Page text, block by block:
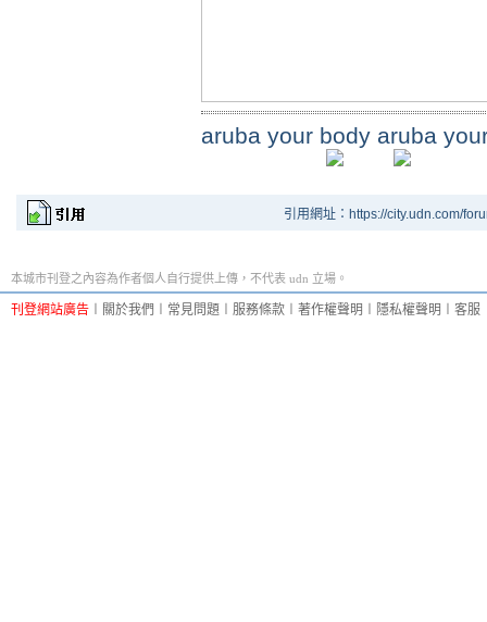
aruba your body aruba
引用網址：https://city.udn.com/
本城市刊登之內容為作者個人自行提供上傳，不代表 udn 立場。
刊登網站廣告 關於我們 常見問題 服務條款 著作權聲明 隱私權聲明 客服